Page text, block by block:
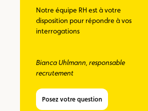
Notre équipe RH est à votre
disposition pour répondre à vos
interrogations
Bianca Uhlmann, responsable
recrutement
Posez votre question